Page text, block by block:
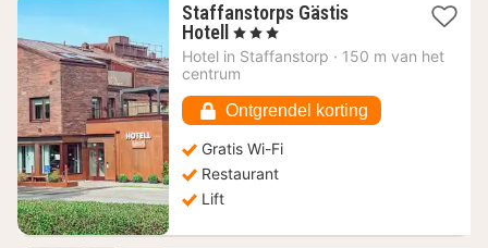
Staffanstorps Gästis
Hotell 1
nacht
vanaf
€
, 3 Sterren
Hotel in Staffanstorp · 150 m van het
centrum
Ontgrendel korting
Gratis Wi-Fi
Restaurant
Lift